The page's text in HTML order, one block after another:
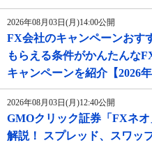
2026年08月03日(月)14:00公開
FX会社のキャンペーンおす
もらえる条件がかんたんな
キャンペーンを紹介【2026年
2026年08月03日(月)12:40公開
GMOクリック証券「FXネ
解説！ スプレッド、スワッ